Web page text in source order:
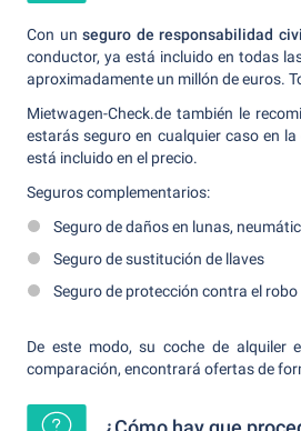
Con un seguro de responsabilidad
conductor, ya está incluido en todas
aproximadamente un millón de euros.
Mietwagen-Check.de también le
estarás seguro en cualquier caso en
está incluido en el precio.
Seguros complementarios:
Seguro de daños en lunas,
Seguro de sustitución de llaves
Seguro de protección contra el robo
De este modo, su coche de
comparación, encontrará ofertas de